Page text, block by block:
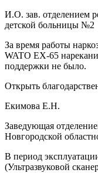
И.О. зав. отделением
детской больницы №2
За время работы
WATO EX-65
поддержки не было.
Открыть
Екимова Е.Н.
Заведующая
Новгородской
В период
(Ультразвуковой